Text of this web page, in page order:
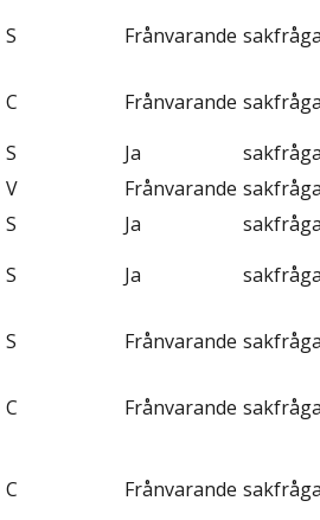
S Frånvarande
C Frånvarande
S Ja
V Frånvarande
S Ja
S Ja
S Frånvarande
C Frånvarande
C Frånvarande